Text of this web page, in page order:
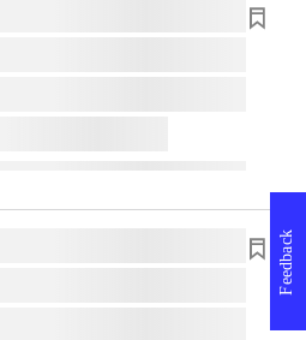
ipsum dolor sit amet ...
ipsum dolor sit amet ...
ipsum dolor sit amet ...
ipsum dolor sit amet ...
Feedback